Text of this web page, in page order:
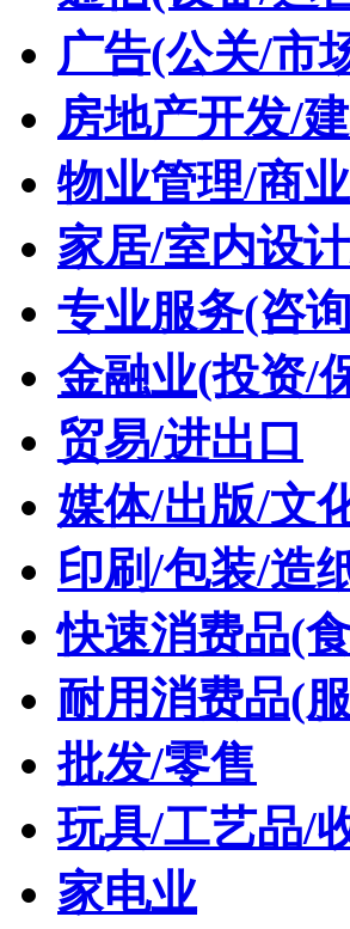
广告(公关/市
房地产开发/
物业管理/商
家居/室内设
专业服务(咨
金融业(投资/
贸易/进出口
媒体/出版/文
印刷/包装/造
快速消费品(
耐用消费品(
批发/零售
玩具/工艺品/
家电业